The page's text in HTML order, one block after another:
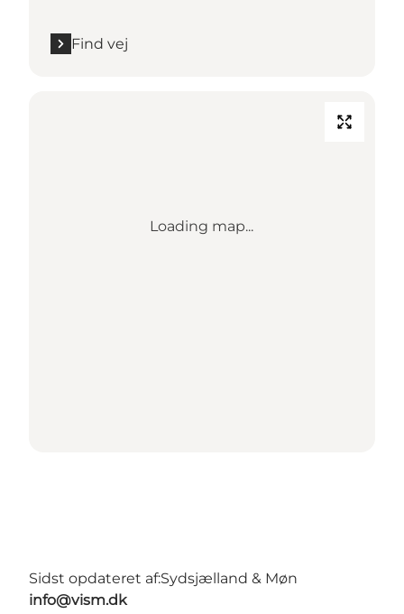
Find vej
Loading map...
Sidst opdateret af:Sydsjælland & Møn
info@vism.dk